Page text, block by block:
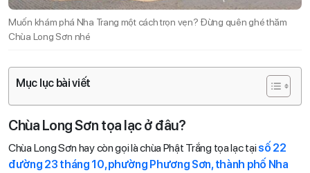
Muốn khám phá Nha Trang một cách trọn vẹn? Đừng quên ghé thăm
Chùa Long Sơn nhé
Mục lục bài viết
Chùa Long Sơn tọa lạc ở đâu?
Chùa Long Sơn hay còn gọi là chùa Phật Trắng tọa lạc tạisố 22
đường 23 tháng 10, phường Phương Sơn, thành phố Nha